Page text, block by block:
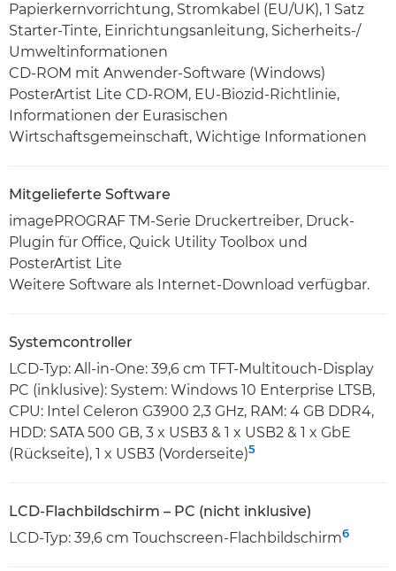
Papierkernvorrichtung, Stromkabel (EU/UK), 1 Satz
Starter-Tinte, Einrichtungsanleitung, Sicherheits-/
Umweltinformationen
CD-ROM mit Anwender-Software (Windows)
PosterArtist Lite CD-ROM, EU-Biozid-Richtlinie,
Informationen der Eurasischen
Wirtschaftsgemeinschaft, Wichtige Informationen
Mitgelieferte Software
imagePROGRAF TM-Serie Druckertreiber, Druck-
Plugin für Office, Quick Utility Toolbox und
PosterArtist Lite
Weitere Software als Internet-Download verfügbar.
Systemcontroller
LCD-Typ: All-in-One: 39,6 cm TFT-Multitouch-Display
PC (inklusive): System: Windows 10 Enterprise LTSB,
CPU: Intel Celeron G3900 2,3 GHz, RAM: 4 GB DDR4,
HDD: SATA 500 GB, 3 x USB3 & 1 x USB2 & 1 x GbE
(Rückseite), 1 x USB3 (Vorderseite)5
LCD-Flachbildschirm – PC (nicht inklusive)
LCD-Typ: 39,6 cm Touchscreen-Flachbildschirm6